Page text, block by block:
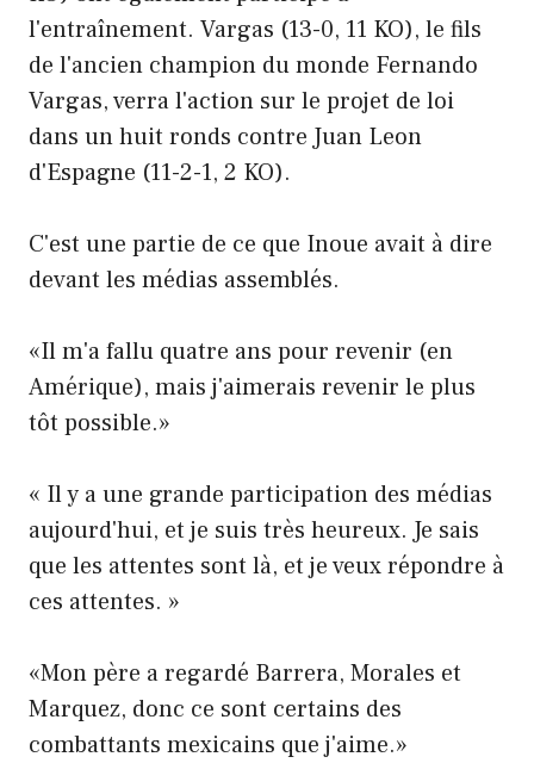
l'entraînement. Vargas (13-0, 11 KO), le fils
de l'ancien champion du monde Fernando
Vargas, verra l'action sur le projet de loi
dans un huit ronds contre Juan Leon
d'Espagne (11-2-1, 2 KO).
C'est une partie de ce que Inoue avait à dire
devant les médias assemblés.
«Il m'a fallu quatre ans pour revenir (en
Amérique), mais j'aimerais revenir le plus
tôt possible.»
« Il y a une grande participation des médias
aujourd'hui, et je suis très heureux. Je sais
que les attentes sont là, et je veux répondre à
ces attentes. »
«Mon père a regardé Barrera, Morales et
Marquez, donc ce sont certains des
combattants mexicains que j'aime.»